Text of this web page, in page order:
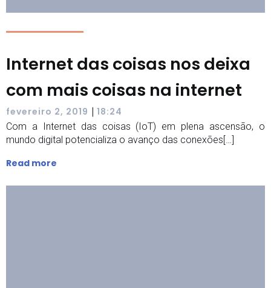
Internet das coisas nos deixa
com mais coisas na internet
fevereiro 2, 2019 | 18:24
Com a Internet das coisas (IoT) em plena ascensão, o
mundo digital potencializa o avanço das conexões[…]
Read more